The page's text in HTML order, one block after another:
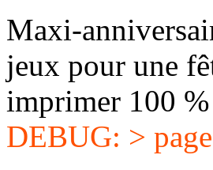
Maxi-
jeux pour une
imprimer 100
DEBUG: >